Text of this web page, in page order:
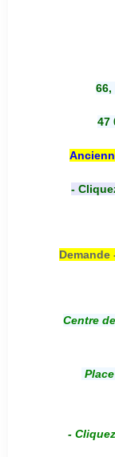
66,
47
-
Demande
Centre
-